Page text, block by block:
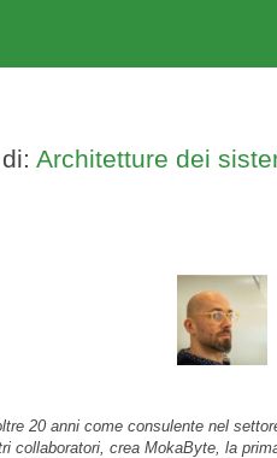
Architetture dei
20 anni come consulente nel
collaboratori, crea MokaByte, la